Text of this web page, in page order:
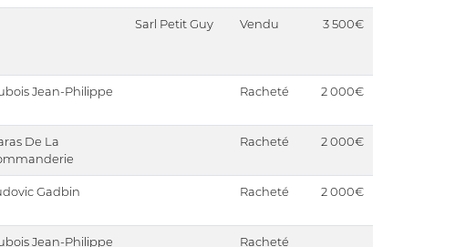
Sarl Petit Guy Vendu 3 500€
Jean-Philippe Racheté 2 000€
De La
Racheté 2 000€
Gadbin Racheté 2 000€
Jean-Philippe Racheté